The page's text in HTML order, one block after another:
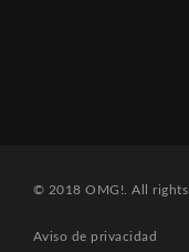
© 2018 OMG!. All rights
Aviso de privacidad